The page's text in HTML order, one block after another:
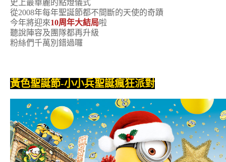
史上最華麗的點燈儀式
從2008年每年聖誕節都不間斷的天使的奇蹟
今年將迎來10周年大結局啦
聽說陣容及團隊都再升級
粉絲們千萬別錯過囉
黃色聖誕節-小小兵聖誕瘋狂派對